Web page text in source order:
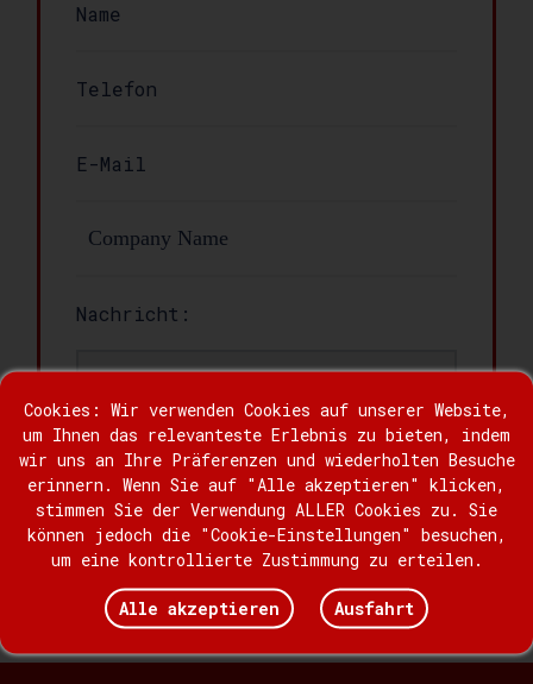
Nachricht:
Aussenden
Cookies: Wir verwenden Cookies auf unserer Website,
um Ihnen das relevanteste Erlebnis zu bieten, indem
wir uns an Ihre Präferenzen und wiederholten Besuche
erinnern. Wenn Sie auf "Alle akzeptieren" klicken,
stimmen Sie der Verwendung ALLER Cookies zu. Sie
können jedoch die "Cookie-Einstellungen" besuchen,
um eine kontrollierte Zustimmung zu erteilen.
Alle akzeptieren Ausfahrt